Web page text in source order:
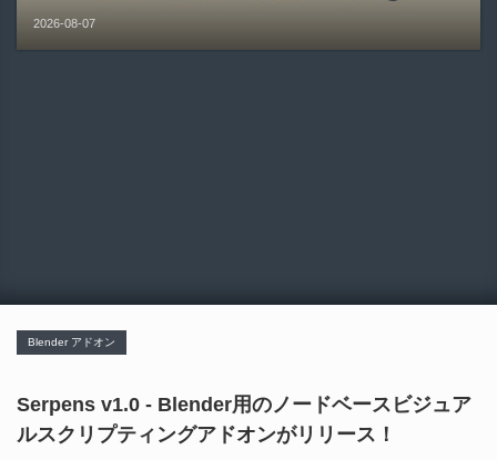
2026-08-07
2026-08-05
2026-08-03
2026-08-03
2026-08-02
Blender アドオン
Serpens v1.0 - Blender用のノードベースビジュア
ルスクリプティングアドオンがリリース！